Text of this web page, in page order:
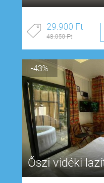
29.900 Ft
48.050 Ft
-43%
Őszi vidéki